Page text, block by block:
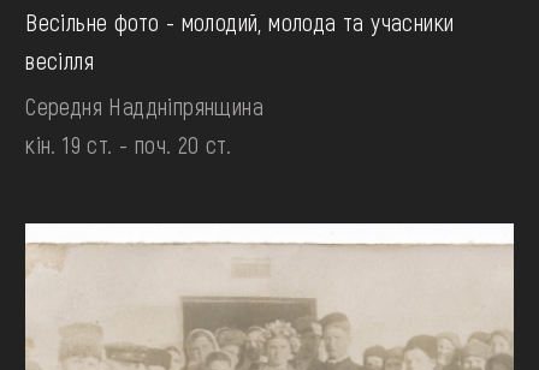
Весільне фото - молодий, молода та учасники
весілля
Середня Наддніпрянщина
кін. 19 ст. - поч. 20 ст.